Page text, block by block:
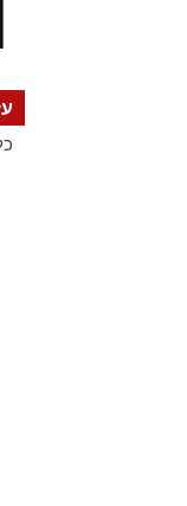
כל